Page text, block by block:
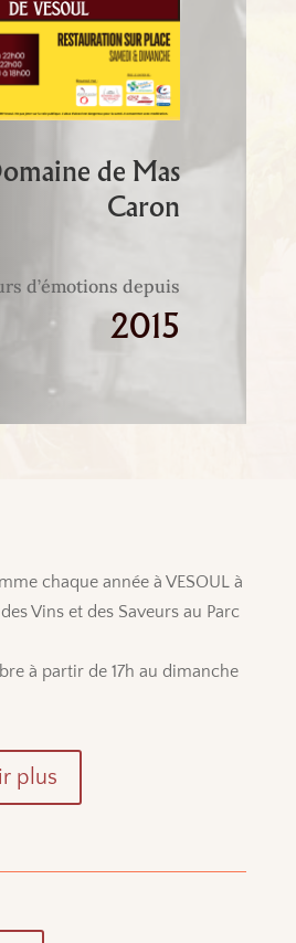
de Mas
Caron
d’émotions depuis
2015
chaque année à VESOUL à
Vins et des Saveurs au Parc
à partir de 17h au dimanche
plus